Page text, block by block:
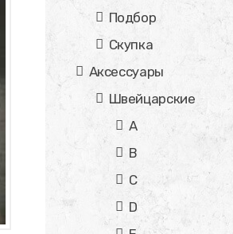
Подбор
Скупка
Аксессуары
Швейцарские
A
B
C
D